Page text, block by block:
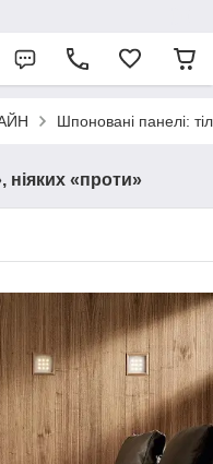
Шпоновані панелі:
ніяких «проти»